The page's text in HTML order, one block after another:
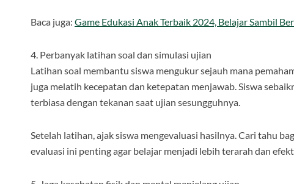
Baca juga: Game Edukasi Anak Terbaik 2024, Belajar Sambil
4. Perbanyak latihan soal dan simulasi ujian
Latihan soal membantu siswa mengukur sejauh mana
juga melatih kecepatan dan ketepatan menjawab. Siswa
terbiasa dengan tekanan saat ujian sesungguhnya.
Setelah latihan, ajak siswa mengevaluasi hasilnya. Cari tahu
evaluasi ini penting agar belajar menjadi lebih terarah dan